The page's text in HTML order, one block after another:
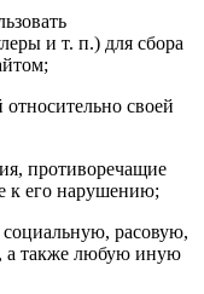
и т. п.) для сбора
своей
противоречащие
к его нарушению;
расовую,
а также любую иную